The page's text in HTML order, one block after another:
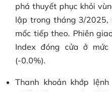
phá thuyết phục khỏi
lập trong tháng 3/2025,
mốc tiếp theo. Phiên
Index đóng cửa ở
(-0.0%).
Thanh khoản khớp